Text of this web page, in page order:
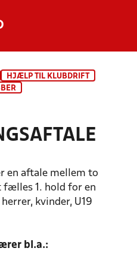
INDHOLD OG NYHEDER
HJÆLP TIL KLUBDRIFT
en aftale mellem to
fælles 1. hold for en
kvinder, U19
bl.a.: